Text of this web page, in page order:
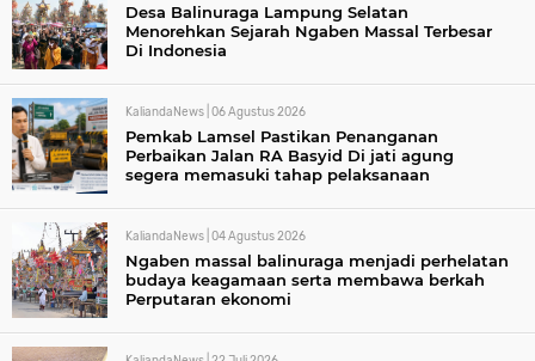
Desa Balinuraga Lampung Selatan
Menorehkan Sejarah Ngaben Massal Terbesar
Di Indonesia
KaliandaNews | 06 Agustus 2026
Pemkab Lamsel Pastikan Penanganan
Perbaikan Jalan RA Basyid Di jati agung
segera memasuki tahap pelaksanaan
KaliandaNews | 04 Agustus 2026
Ngaben massal balinuraga menjadi perhelatan
budaya keagamaan serta membawa berkah
Perputaran ekonomi